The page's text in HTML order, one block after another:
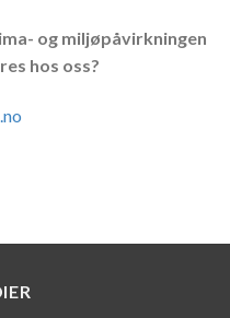
og miljøpåvirkningen
hos oss?